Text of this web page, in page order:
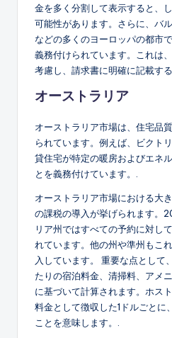
金を多く分割して表示すると、
可能性があります。さらに、バ
などの多くのヨーロッパの都市
義務付けられています。これは
考慮し、請求書に明確に記載す
オーストラリア
オーストラリア市場は、住宅品
られています。例えば、ビクト
貸住宅が特定の暖房およびエネ
とを義務付けています。.
オーストラリア市場における大
の課税の導入が挙げられます。
リア州ではすべての予約に対し
れています。他の州や準州もこ
入しています。 重要な点として
たりの宿泊料金、清掃料、アメ
に基づいて計算されます。ホス
料金として徴収した1ドルごとに
ことを意味します。.